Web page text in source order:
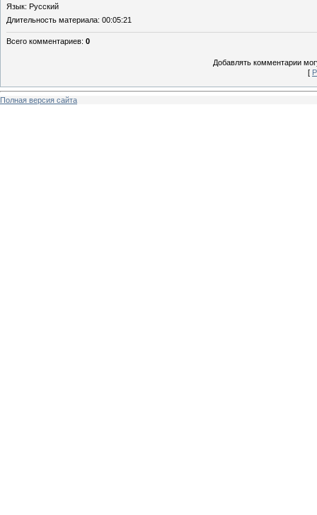
Язык: Русский
Длительность материала: 00:05:21
Всего комментариев: 0
Добавлять комментарии
[
Полная версия сайта